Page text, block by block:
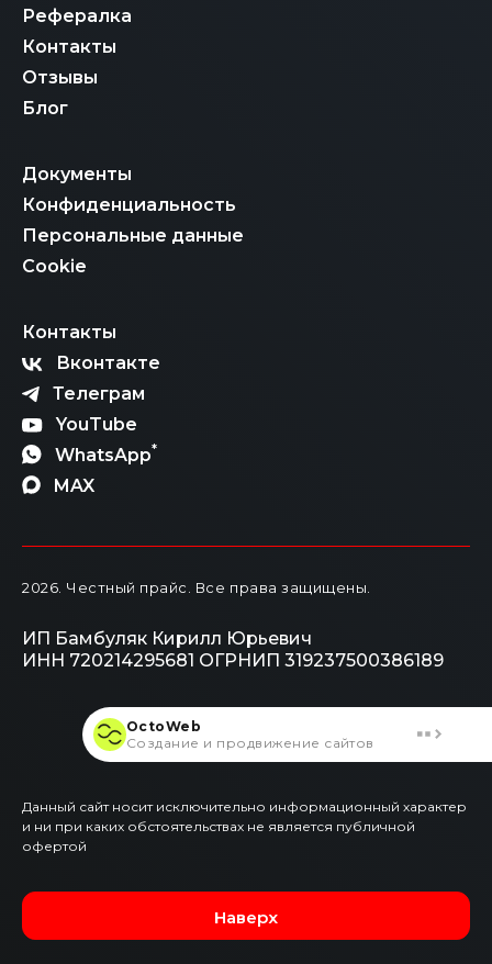
Рефералка
Контакты
Отзывы
Блог
Документы
Конфиденциальность
Персональные данные
Cookie
Контакты
Вконтакте
Телеграм
YouTube
WhatsApp*
MAX
2026 . Честный прайс. Все права защищены.
ИП Бамбуляк Кирилл Юрьевич
ИНН 720214295681 ОГРНИП 319237500386189
Данный сайт носит исключительно информационный характер
и ни при каких обстоятельствах не является публичной
офертой
Наверх
OctoWeb
Создание и продвижение сайтов